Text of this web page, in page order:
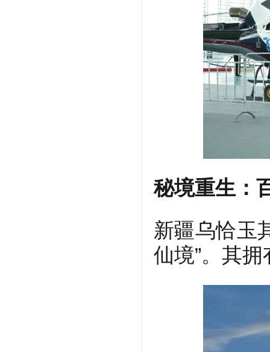
秘境重生：
新疆乌恰玉
仙境”。其拥